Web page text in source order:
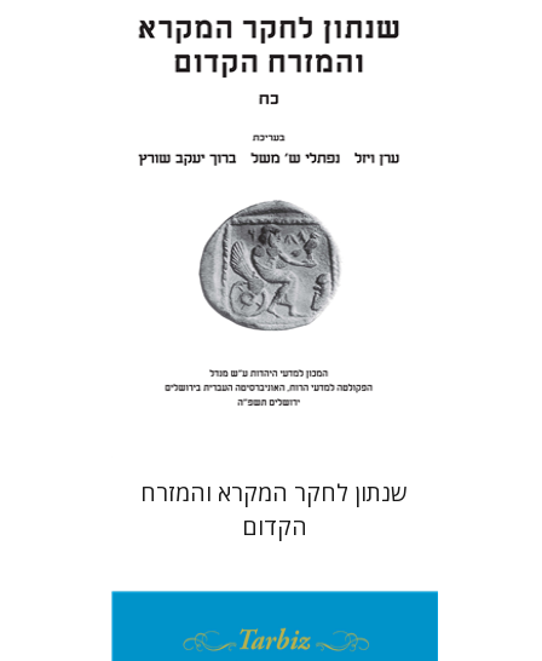
ערן ויזל נפתלי ש' משל
ברוך
$46
$41
שנתון לחקר המקרא והמזרח
הקדום